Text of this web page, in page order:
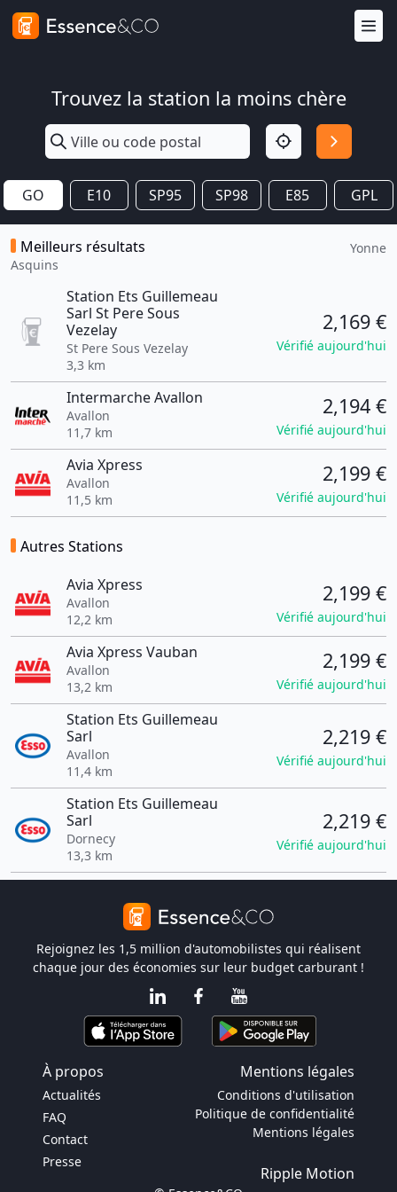
Trouvez la station la moins chère
GO E10 SP95 SP98 E85 GPL
Meilleurs résultats
Asquins
Yonne
Station Ets Guillemeau
Sarl St Pere Sous
Vezelay
St Pere Sous Vezelay
3,3 km
2,169 €
Vérifié aujourd'hui
Intermarche Avallon
Avallon
11,7 km
2,194 €
Vérifié aujourd'hui
Avia Xpress
Avallon
11,5 km
2,199 €
Vérifié aujourd'hui
Autres Stations
Avia Xpress
Avallon
12,2 km
2,199 €
Vérifié aujourd'hui
Avia Xpress Vauban
Avallon
13,2 km
2,199 €
Vérifié aujourd'hui
Station Ets Guillemeau
Sarl
Avallon
11,4 km
2,219 €
Vérifié aujourd'hui
Station Ets Guillemeau
Sarl
Dornecy
13,3 km
2,219 €
Vérifié aujourd'hui
Rejoignez les 1,5 million d'automobilistes qui réalisent
chaque jour des économies sur leur budget carburant !
À propos Mentions légales
Actualités
FAQ
Contact
Presse
Conditions d'utilisation
Politique de confidentialité
Mentions légales
Ripple Motion